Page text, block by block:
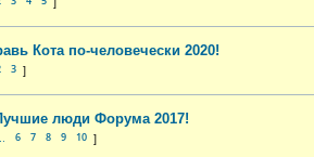
Кота по-человечески 2020!
3
люди Форума 2017!
6 7 8 9 10